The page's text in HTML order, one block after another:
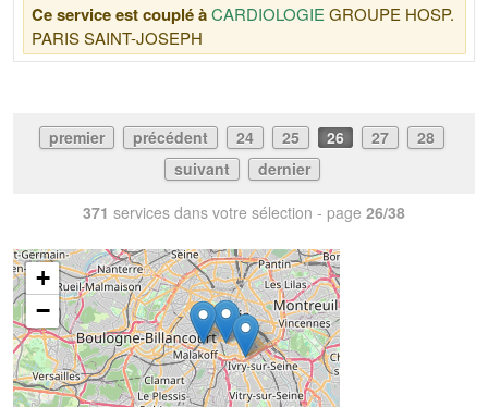
Ce service est couplé àCARDIOLOGIE GROUPE HOSP.
PARIS SAINT-JOSEPH
premier précédent 24 25 26 27
28
suivant
dernier
371 services dans votre sélection - page 26/38
+
−